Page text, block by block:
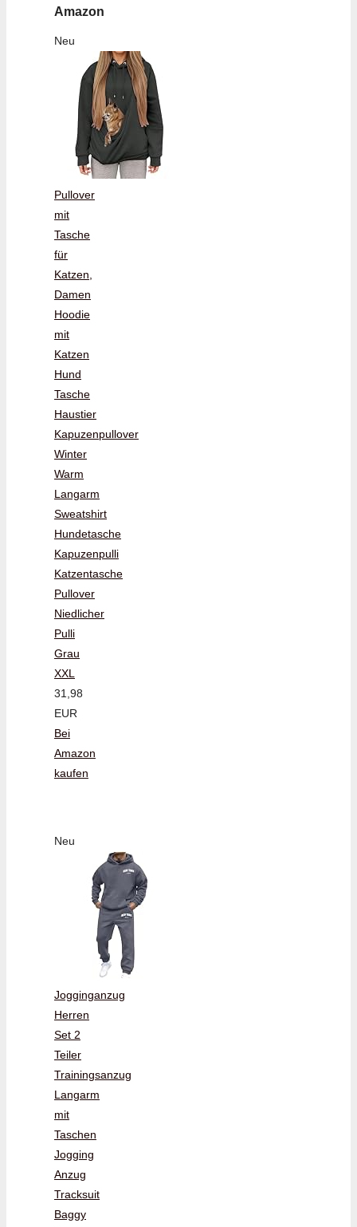
Amazon
Neu
Pullover
mit
Tasche
für
Katzen,
Damen
Hoodie
mit
Katzen
Hund
Tasche
Haustier
Kapuzenpullover
Winter
Warm
Langarm
Sweatshirt
Hundetasche
Kapuzenpulli
Katzentasche
Pullover
Niedlicher
Pulli
Grau
XXL
31,98
EUR
Bei
Amazon
kaufen
Neu
Jogginganzug
Herren
Set 2
Teiler
Trainingsanzug
Langarm
mit
Taschen
Jogging
Anzug
Tracksuit
Baggy